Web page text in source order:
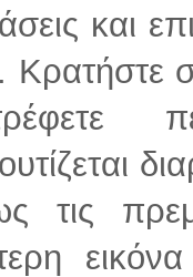
και
Κρατήστε
τις